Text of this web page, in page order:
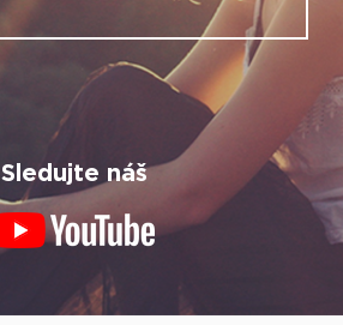
Sledujte náš